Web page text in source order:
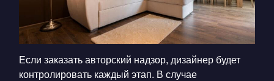
Если заказать авторский надзор, дизайнер будет
контролировать каждый этап. В случае